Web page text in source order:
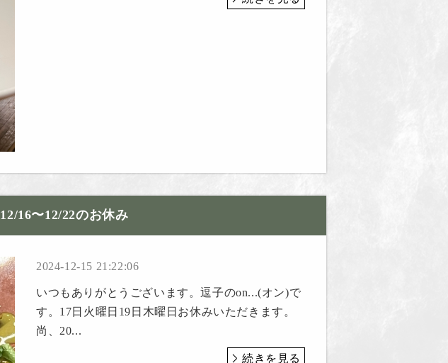
12/16〜12/22のお休み
2024-12-15 21:22:06
いつもありがとうございます。逗子のon...(オン)で
す。17日火曜日19日木曜日お休みいただきます。
尚、20...
続きを見る